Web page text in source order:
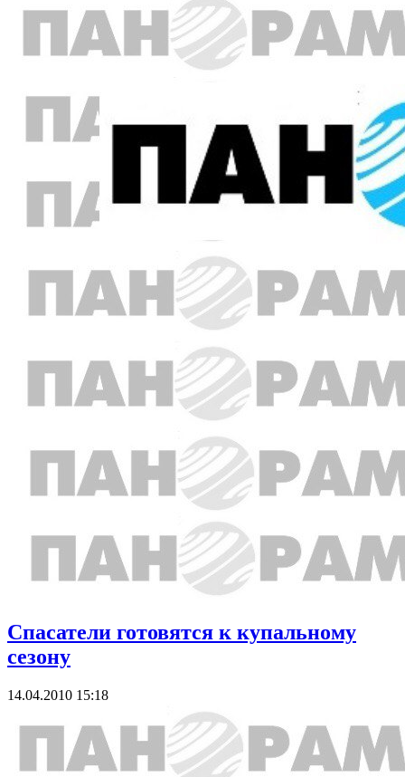
Спасатели готовятся к купальному
сезону
14.04.2010 15:18